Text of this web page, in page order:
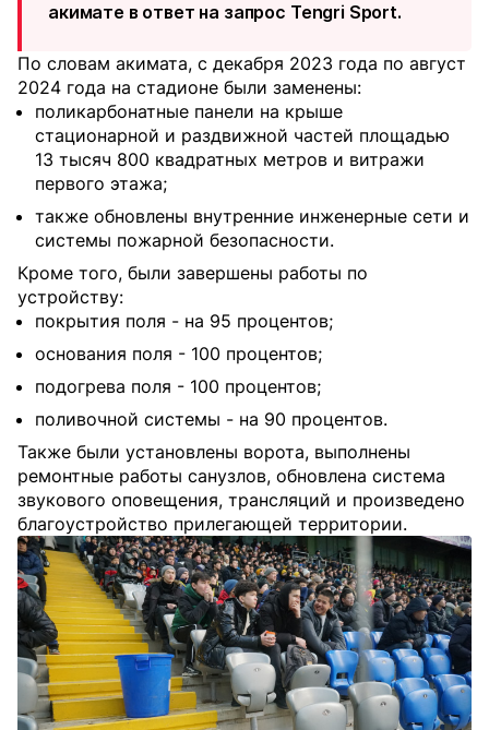
акимате в ответ на запрос Tengri Sport.
По словам акимата, с декабря 2023 года по август
2024 года на стадионе были заменены:
поликарбонатные панели на крыше
стационарной и раздвижной частей площадью
13 тысяч 800 квадратных метров и витражи
первого этажа;
также обновлены внутренние инженерные сети и
системы пожарной безопасности.
Кроме того, были завершены работы по
устройству:
покрытия поля - на 95 процентов;
основания поля - 100 процентов;
подогрева поля - 100 процентов;
поливочной системы - на 90 процентов.
Также были установлены ворота, выполнены
ремонтные работы санузлов, обновлена система
звукового оповещения, трансляций и произведено
благоустройство прилегающей территории.